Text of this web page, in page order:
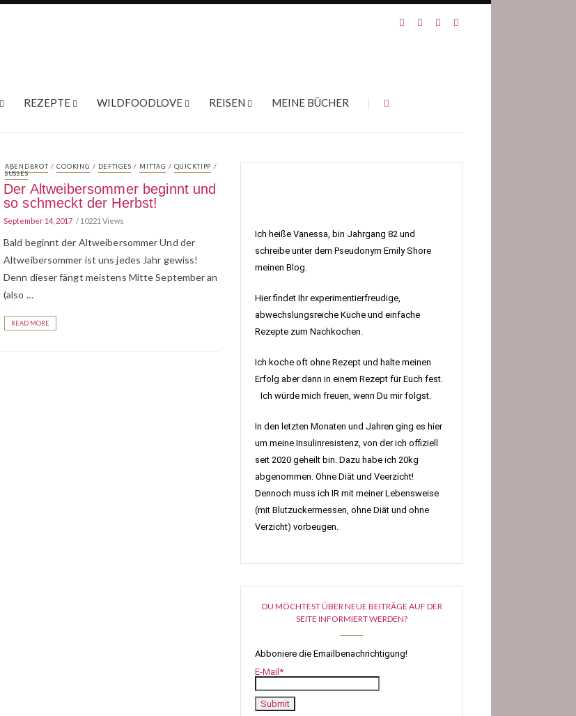
REZEPTE WILDFOODLOVE REISEN MEINE BÜCHER
ABENDBROT / COOKING / DEFTIGES / MITTAG / QUICKTIPP /
SÜSSES
Der Altweibersommer beginnt und
so schmeckt der Herbst!
September 14, 2017 10221 Views
Bald beginnt der Altweibersommer Und der
Altweibersommer ist uns jedes Jahr gewiss!
Denn dieser fängt meistens Mitte September an
(also …
READ MORE
Ich heiße Vanessa, bin Jahrgang 82 und
schreibe unter dem Pseudonym Emily Shore
meinen Blog.
Hier findet Ihr experimentierfreudige,
abwechslungsreiche Küche und einfache
Rezepte zum Nachkochen.
Ich koche oft ohne Rezept und halte meinen
Erfolg aber dann in einem Rezept für Euch fest.
Ich würde mich freuen, wenn Du mir folgst.
In den letzten Monaten und Jahren ging es hier
um meine Insulinresistenz, von der ich offiziell
seit 2020 geheilt bin. Dazu habe ich 20kg
abgenommen. Ohne Diät und Veerzicht!
Dennoch muss ich IR mit meiner Lebensweise
(mit Blutzuckermessen, ohne Diät und ohne
Verzicht) vorbeugen.
DU MÖCHTEST ÜBER NEUE BEITRÄGE AUF DER
SEITE INFORMIERT WERDEN?
Abboniere die Emailbenachrichtigung!
E-Mail*